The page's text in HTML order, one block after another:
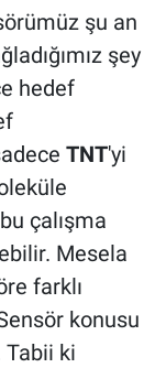
şu an
şey
hedef
TNT'yi
çalışma
Mesela
farklı
konusu
Tabii ki